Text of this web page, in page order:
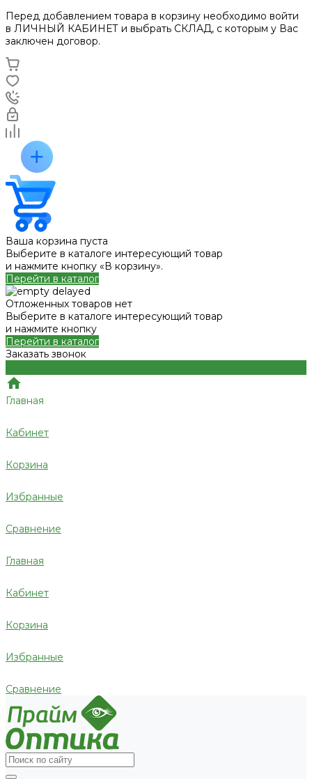
Перед добавлением товара в корзину необходимо войти
в ЛИЧНЫЙ КАБИНЕТ и выбрать СКЛАД, с которым у Вас
заключен договор.
Ваша корзина пуста
Выберите в каталоге интересующий товар
и нажмите кнопку «В корзину».
Перейти в каталог
Отложенных товаров нет
Выберите в каталоге интересующий товар
и нажмите кнопку
Перейти в каталог
Заказать звонок
Главная
Кабинет
Корзина
Избранные
Сравнение
Главная
Кабинет
Корзина
Избранные
Сравнение